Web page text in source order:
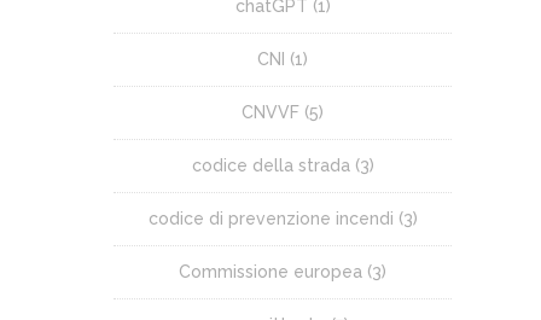
chatGPT (1)
CNI (1)
CNVVF (5)
codice della strada (3)
codice di prevenzione incendi (3)
Commissione europea (3)